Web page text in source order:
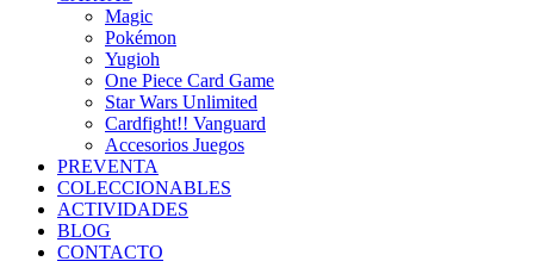
Magic
Pokémon
Yugioh
One Piece Card Game
Star Wars Unlimited
Cardfight!! Vanguard
Accesorios Juegos
PREVENTA
COLECCIONABLES
ACTIVIDADES
BLOG
CONTACTO